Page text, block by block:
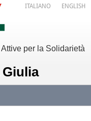
per la Solidarietà
ITALIANO ENGLISH